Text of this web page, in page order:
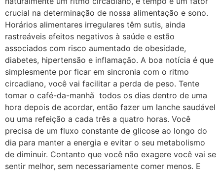
crucial na determinação de nossa alimentação e sono.
Horários alimentares irregulares têm sutis, ainda
rastreáveis ​​efeitos negativos à saúde e estão
associados com risco aumentado de obesidade,
diabetes, hipertensão e inflamação. A boa notícia é que
simplesmente por ficar em sincronia com o ritmo
circadiano, você vai facilitar a perda de peso. Tente
tomar o café-da-manhã todos os dias dentro de uma
hora depois de acordar, então fazer um lanche saudável
ou uma refeição a cada três a quatro horas. Você
precisa de um fluxo constante de glicose ao longo do
dia para manter a energia e evitar o seu metabolismo
de diminuir. Contanto que você não exagere você vai se
sentir melhor, sem necessariamente comer menos. E